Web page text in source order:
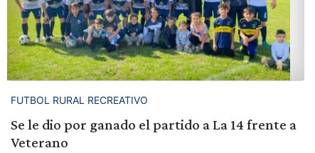
FUTBOL RURAL RECREATIVO
Se le dio por ganado el partido a La 14 frente a
Veterano